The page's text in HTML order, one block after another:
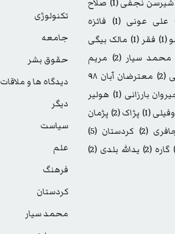
شیرسن نجفی(1)
صلاح
علی عونی (1)
فائزه
(1) فقر (1)
مالک بیگی
محمد سیار (2)
مریم
(2)
معترضان آبان ۹۸
بارزانی (1)
هولیر
(1) پژاک(2)
پژمان
(2) کردستان (5)
گاره (2) یدالله بلدی (2)
تکنولوژی
جامعه
حقوق بشر
دیدگاه ها و ملاقات
دیگر
سیاست
علم
فرهنگ
کردستان
محمد سیار